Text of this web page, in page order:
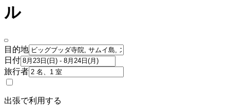
ル
目的地
日付
旅行者
出張で利用する